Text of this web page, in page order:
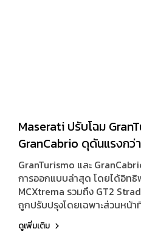
Maserati ปรับโฉม
GranCabrio ดุดันแรงกว่
GranTurismo และ
การออกแบบล่าสุด โดยได้อิท
MCXtrema รวมถึง GT2
ถูกปรับปรุงโดยเฉพาะส่วนหน้
ทั้งหมด พร้อมระบบดูดอากาศ
Air Curtain ที่พัฒนาด้วยเทคโ
ดูเพิ่มเติม